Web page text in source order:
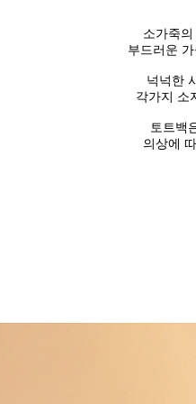
소가죽
부드러운
넉넉한
각가지 소
토트백
의상에